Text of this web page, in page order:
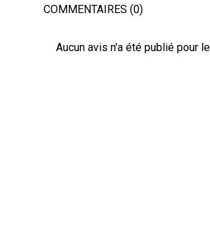
COMMENTAIRES (0)
Aucun avis n'a été publié pour